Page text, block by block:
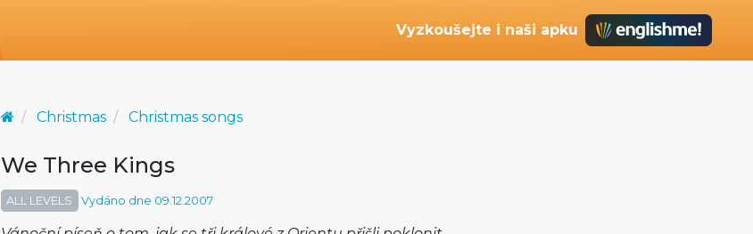
Vyzkoušejte i naši apku
Christmas Christmas songs
We Three Kings
ALL LEVELS Vydáno dne 09.12.2007